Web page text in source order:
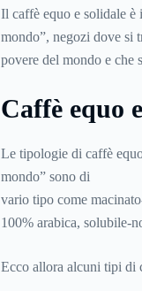
Il caffè equo e solidale
mondo”, negozi dove si
povere del mondo e che
Caffè equo
Le tipologie di caffè
mondo” sono di
vario tipo come
100% arabica, solubile-
Ecco allora alcuni tipi di